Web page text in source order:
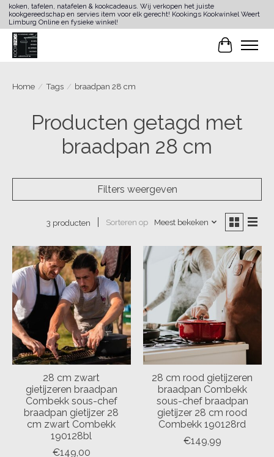
koken, tafelen, natafelen & kookcadeaus. Wij verkopen het juiste
kookgereedschap en servies item voor elk gerecht! Kookings Kookwinkel Weert
Limburg Online en fysieke winkel!
Home / Tags / braadpan 28 cm
Producten getagd met
braadpan 28 cm
Filters weergeven
3 producten Sorteren op Meest bekeken
28 cm zwart
gietijzeren braadpan
Combekk sous-chef
braadpan gietijzer 28
cm zwart Combekk
190128bl
€149,00
28 cm rood gietijzeren
braadpan Combekk
sous-chef braadpan
gietijzer 28 cm rood
Combekk 190128rd
€149,99